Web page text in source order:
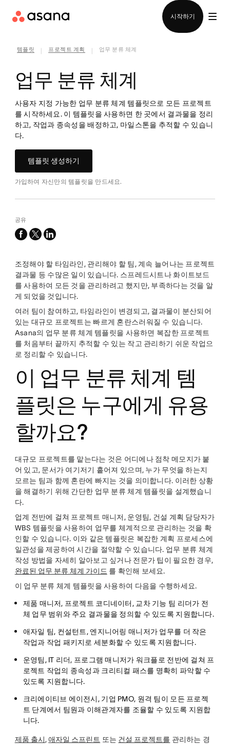
시작하기
템플릿 프로젝트 계획 업무 분류 체계
업무 분류 체계
사용자 지정 가능한 업무 분류 체계 템플릿으로 모든 프로젝트
를 시작하세요. 이 템플릿을 사용하면 한 곳에서 결과물을 정리
하고, 작업과 종속성을 배정하고, 마일스톤을 추적할 수 있습니
다.
템플릿 생성하기
가입하여 자신만의 템플릿을 만드세요.
공유
facebook
x-
linkedin
조정해야 할 타임라인, 관리해야 할 팀, 계속 늘어나는 프로젝트
결과물 등 수많은 일이 있습니다. 스프레드시트나 화이트보드
를 사용하여 모든 것을 관리하려고 했지만, 부족하다는 것을 알
게 되었을 것입니다.
여러 팀이 참여하고, 타임라인이 변경되고, 결과물이 분산되어
있는 대규모 프로젝트는 빠르게 혼란스러워질 수 있습니다.
Asana의 업무 분류 체계 템플릿을 사용하면 복잡한 프로젝트
를 처음부터 끝까지 추적할 수 있는 작고 관리하기 쉬운 작업으
로 정리할 수 있습니다.
이 업무 분류 체계 템
플릿은 누구에게 유용
할까요?
대규모 프로젝트를 맡는다는 것은 어디에나 점착 메모지가 붙
어 있고, 문서가 여기저기 흩어져 있으며, 누가 무엇을 하는지
모르는 팀과 함께 혼란에 빠지는 것을 의미합니다. 이러한 상황
을 해결하기 위해 간단한 업무 분류 체계 템플릿을 설계했습니
다.
업계 전반에 걸쳐 프로젝트 매니저, 운영팀, 건설 계획 담당자가
WBS 템플릿을 사용하여 업무를 체계적으로 관리하는 것을 확
인할 수 있습니다. 이와 같은 템플릿은 복잡한 계획 프로세스에
일관성을 제공하여 시간을 절약할 수 있습니다. 업무 분류 체계
작성 방법을 자세히 알아보고 싶거나 전문가 팁이 필요한 경우,
완료된 업무 분류 체계 가이드 를 확인해 보세요.
이 업무 분류 체계 템플릿을 사용하여 다음을 수행하세요.
제품 매니저, 프로젝트 코디네이터, 교차 기능 팀 리더가 전
체 업무 범위와 주요 결과물을 정의할 수 있도록 지원합니다.
애자일 팀, 컨설턴트, 엔지니어링 매니저가 업무를 더 작은
작업과 작업 패키지로 세분화할 수 있도록 지원합니다.
운영팀, IT 리더, 프로그램 매니저가 워크플로 전반에 걸쳐 프
로젝트 작업의 종속성과 크리티컬 패스를 명확히 파악할 수
있도록 지원합니다.
크리에이티브 에이전시, 기업 PMO, 원격 팀이 모든 프로젝
트 단계에서 팀원과 이해관계자를 조율할 수 있도록 지원합
니다.
제품 출시,애자일 스프린트 또는 건설 프로젝트를 관리하는 경